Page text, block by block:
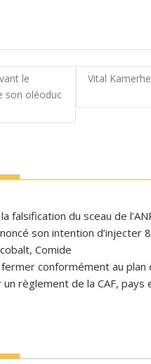
le
son oléoduc
Vital
falsification du sceau de
son intention d’injecter
Comide
conformément au
règlement de la CAF,